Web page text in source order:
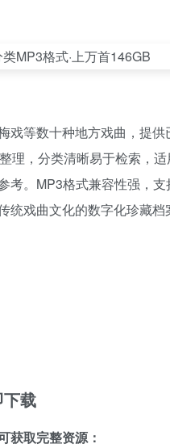
等数十种地方戏曲，提供
理，分类清晰易于检索，
考。MP3格式兼容性强，
戏曲文化的数字化珍藏档
载
获取完整资源：